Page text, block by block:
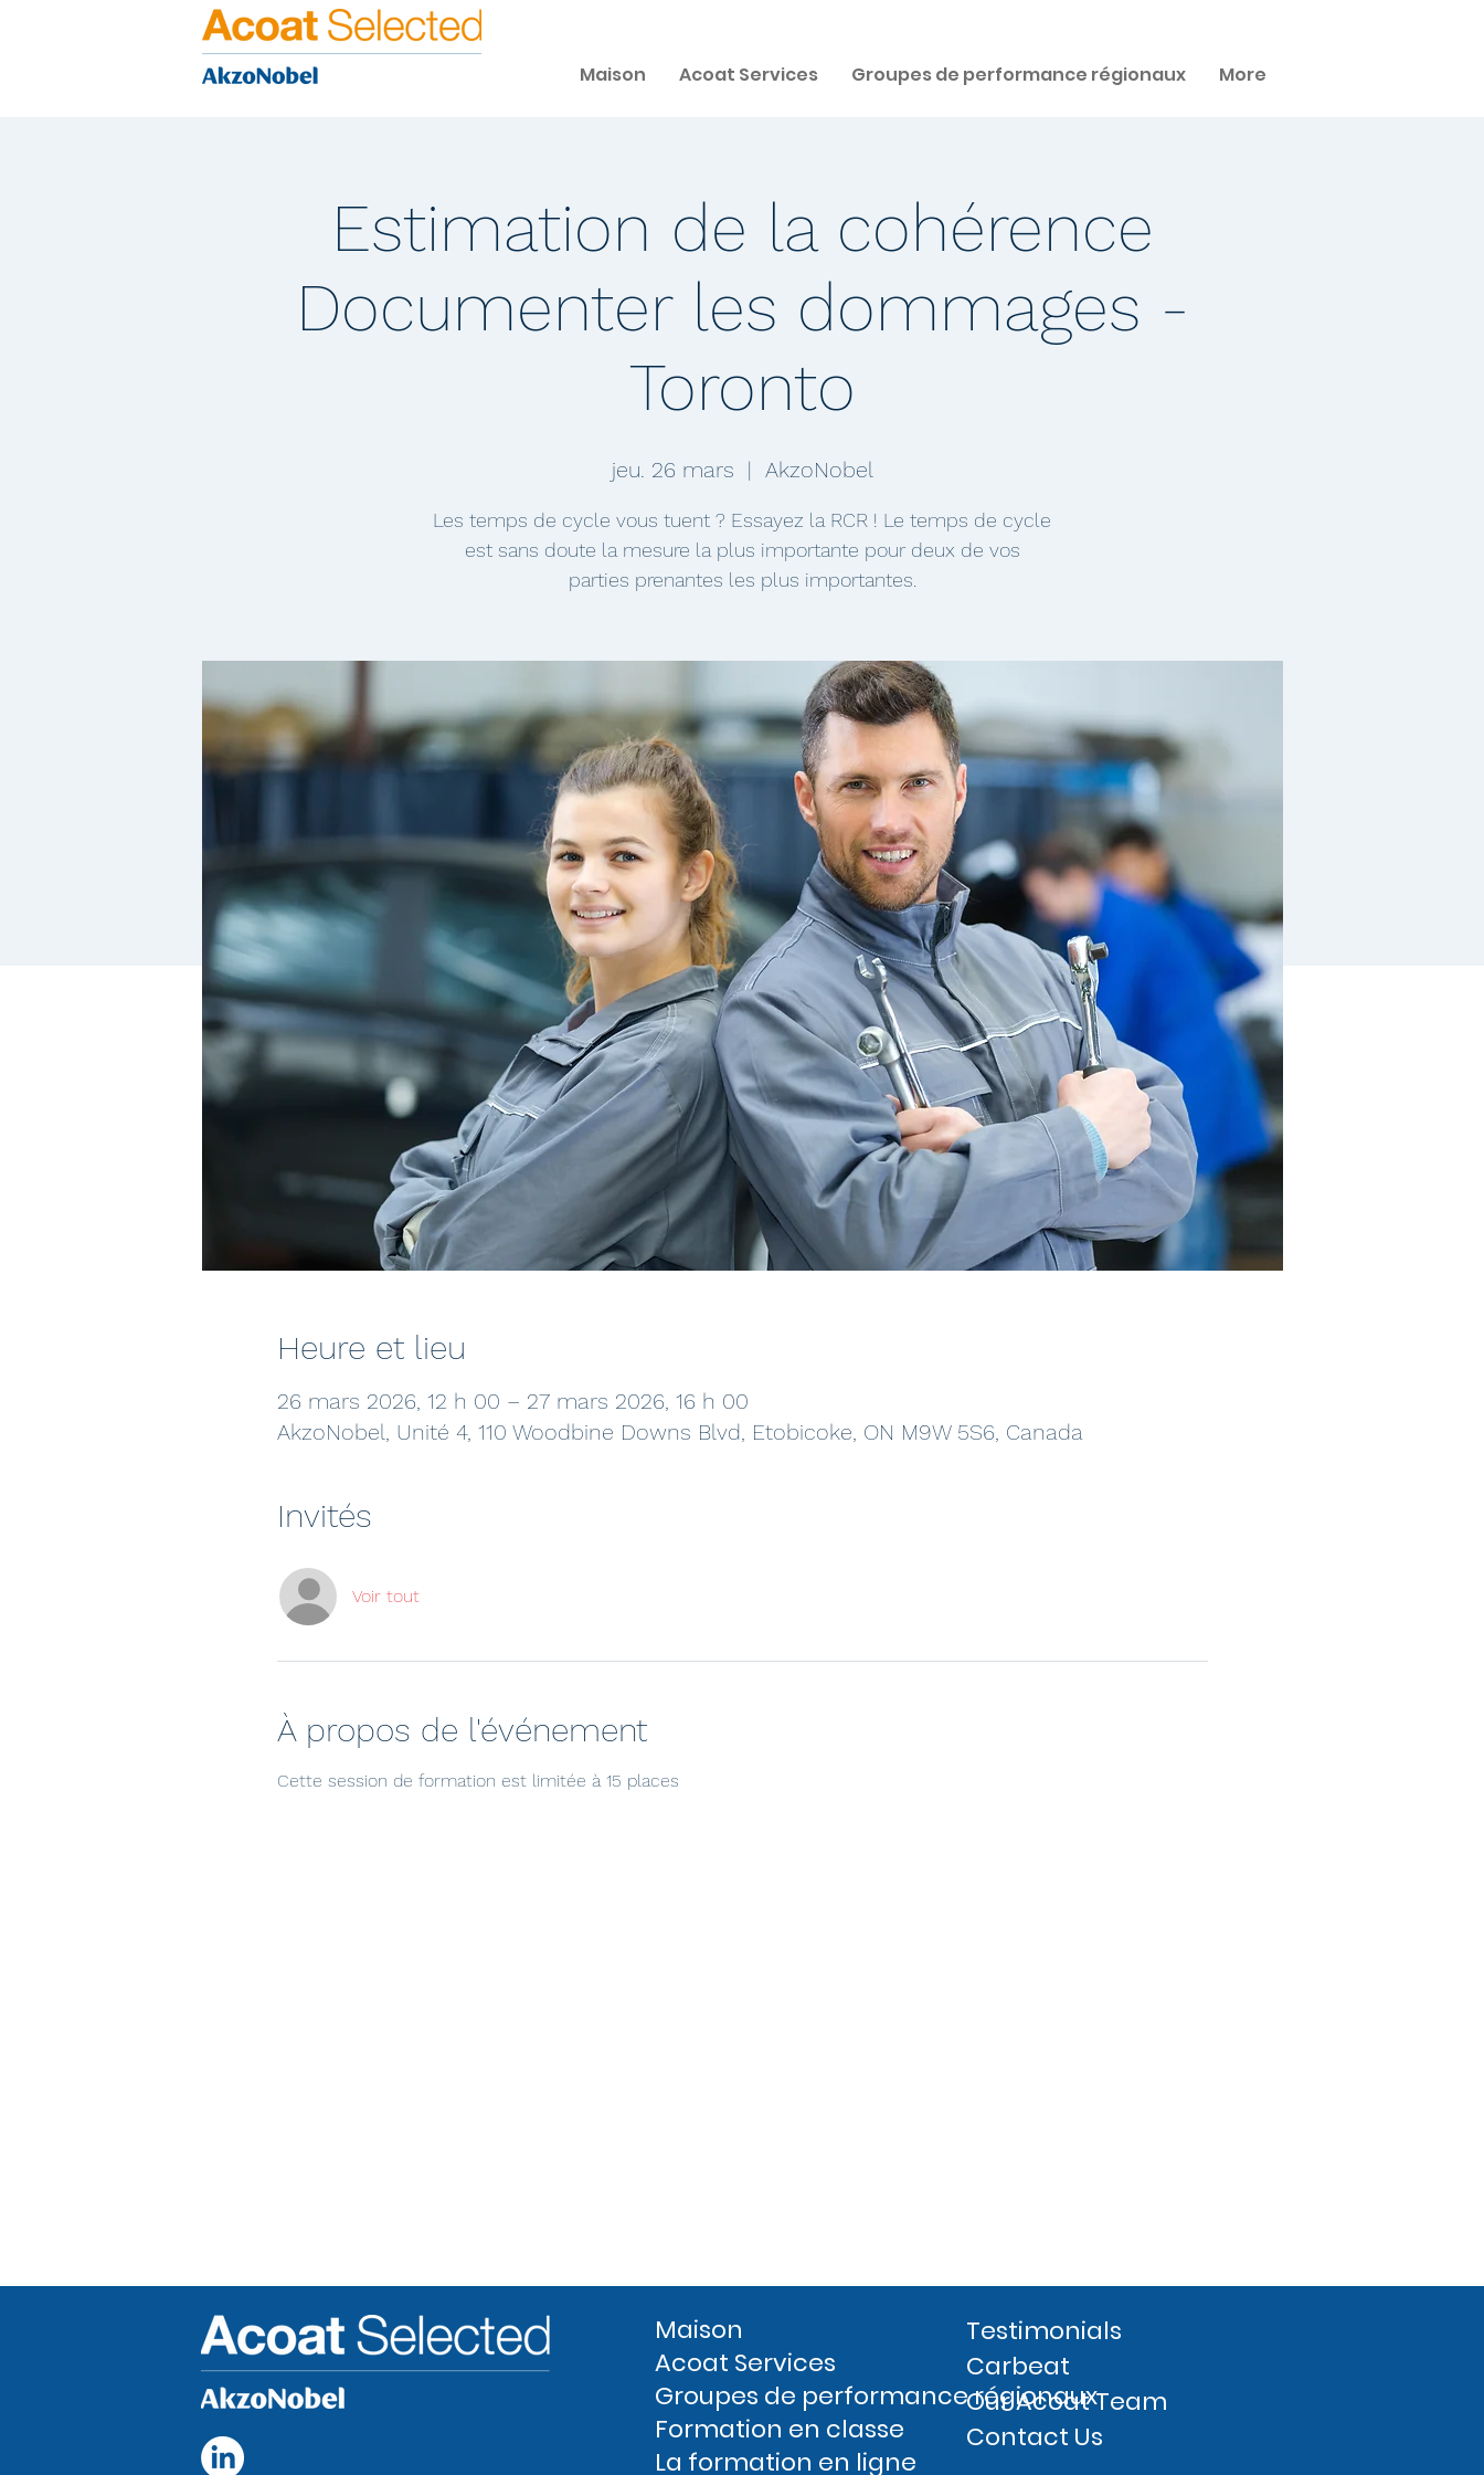
Maison Acoat Services Groupes de performance régionaux More
Estimation de la cohérence
Documenter les dommages -
Toronto
jeu. 26 mars
  |
AkzoNobel
Les temps de cycle vous tuent ? Essayez la RCR ! Le temps de cycle
est sans doute la mesure la plus importante pour deux de vos
parties prenantes les plus importantes.
Heure et lieu
26 mars 2026, 12 h 00 – 27 mars 2026, 16 h 00
AkzoNobel, Unité 4, 110 Woodbine Downs Blvd, Etobicoke, ON M9W 5S6, Canada
Invités
Voir tout
À propos de l'événement
Cette session de formation est limitée à 15 places
Maison
Acoat Services
Groupes de performance régionaux
Formation en classe
La formation en ligne
Testimonials
Carbeat
Our Acoat Team
Contact Us